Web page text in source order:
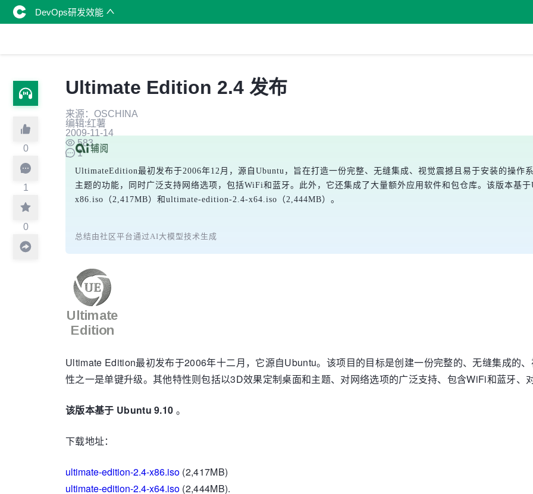
DevOps研发效能
0
1
0
Ultimate Edition 2.4 发布
来源：OSCHINA
编辑:红薯
2009-11-14
583
1
UltimateEdition最初发布于2006年12月，源自Ubuntu，旨在打造一份完整、无缝集成、视觉震撼且易于安装的操作
主题的功能，同时广泛支持网络选项，包括WiFi和蓝牙。此外，它还集成了大量额外应用软件和包仓库。该版本基
x86.iso（2,417MB）和ultimate-edition-2.4-x64.iso（2,444MB）。
总结由社区平台通过AI大模型技术生成
Ultimate Edition最初发布于2006年十二月，它源自Ubuntu。该项目的目标是创建一份完整的、无缝集成的
性之一是单键升级。其他特性则包括以3D效果定制桌面和主题、对网络选项的广泛支持、包含WiFi和蓝牙、
该版本基于 Ubuntu 9.10 。
下载地址：
ultimate-edition-2.4-x86.iso (2,417MB)
ultimate-edition-2.4-x64.iso (2,444MB).